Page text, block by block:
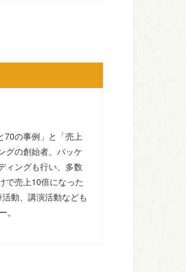
70の事例」と「売上
グの創始者。パッケ
ィングも行い、多数
で売上10倍になった
動、講演活動なども